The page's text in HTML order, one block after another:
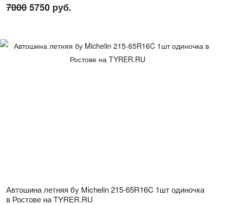
70005750 руб.
Автошина летняя бу Michelin 215-65R16C 1шт одиночка
в Ростове на TYRER.RU